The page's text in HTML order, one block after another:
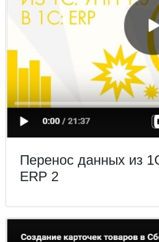
Перенос данных из
ERP 2